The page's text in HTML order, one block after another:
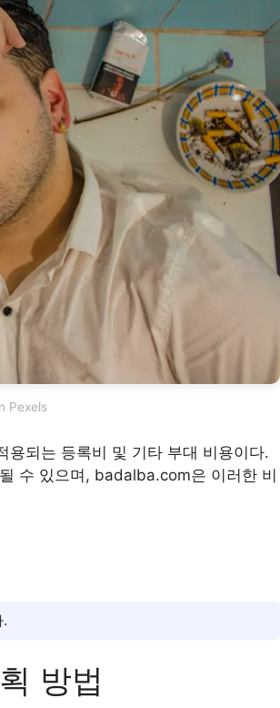
Pexels
용되는 등록비 및 기타 부대 비용이다.
수 있으며, badalba.com은 이러한 비
방법